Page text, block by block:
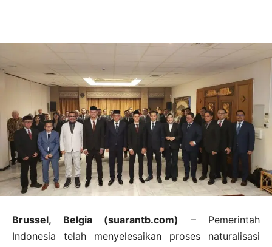
Brussel, Belgia (suarantb.com) – Pemerintah
Indonesia telah menyelesaikan proses naturalisasi